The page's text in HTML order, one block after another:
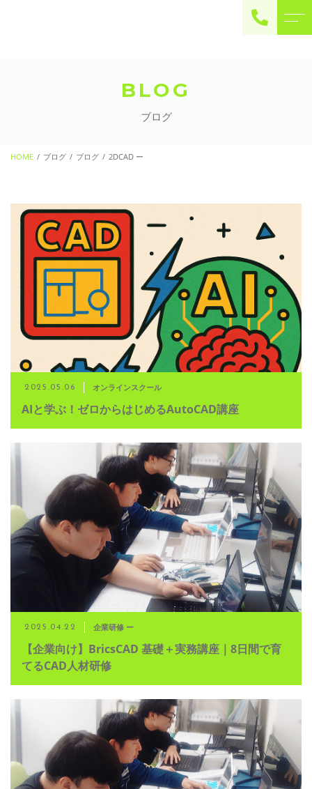
contact
BLOG
ブログ
HOME ブログ ブログ 2DCAD ー
2025.05.06 オンラインスクール
AIと学ぶ！ゼロからはじめるAutoCAD講座
2025.04.22 企業研修 ー
【企業向け】BricsCAD 基礎＋実務講座｜8日間で育
てるCAD人材研修